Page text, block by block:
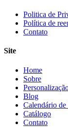
Menu
Politica de
Política de
Contato
Site
Menu
Home
Sobre
Blog
Calendário de
Catálogo
Contato